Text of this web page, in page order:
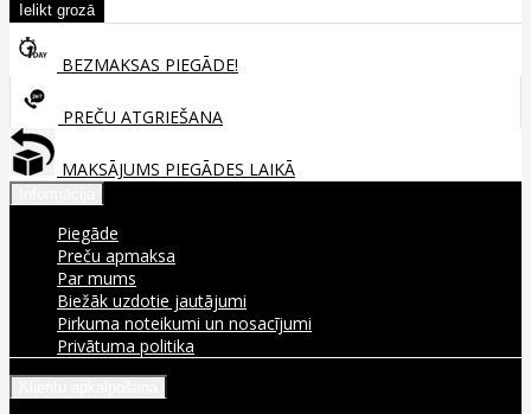
BEZMAKSAS PIEGĀDE!
PREČU ATGRIEŠANA
MAKSĀJUMS PIEGĀDES LAIKĀ
Piegāde
Preču apmaksa
Par mums
Biežāk uzdotie jautājumi
Pirkuma noteikumi un nosacījumi
Privātuma politika